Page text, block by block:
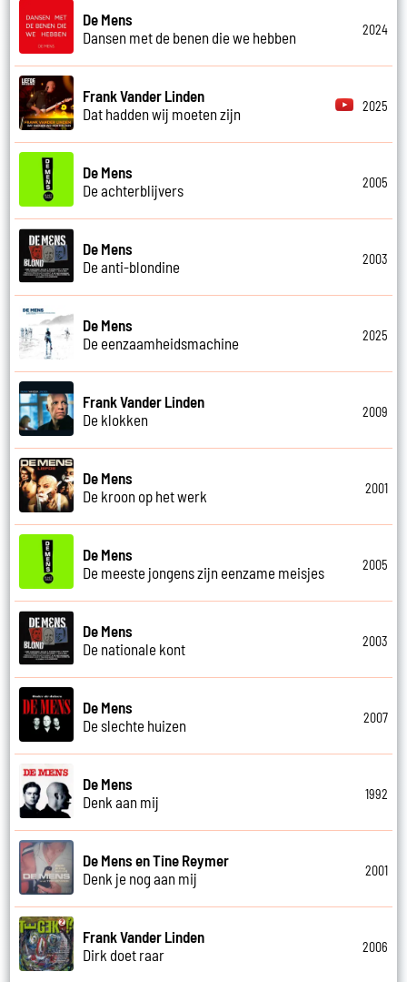
De Mens
Dansen met de benen die we hebben
2024
Frank Vander Linden
Dat hadden wij moeten zijn
2025
De Mens
De achterblijvers
2005
De Mens
De anti-blondine
2003
De Mens
De eenzaamheidsmachine
2025
Frank Vander Linden
De klokken
2009
De Mens
De kroon op het werk
2001
De Mens
De meeste jongens zijn eenzame meisjes
2005
De Mens
De nationale kont
2003
De Mens
De slechte huizen
2007
De Mens
Denk aan mij
1992
De Mens en Tine Reymer
Denk je nog aan mij
2001
Frank Vander Linden
Dirk doet raar
2006